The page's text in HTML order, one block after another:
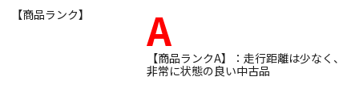
【商品ランク】
A
【商品ランクA】：走行距離は少なく、
非常に状態の良い中古品